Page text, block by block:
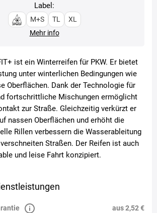
Label:
M+S TL
XL
Mehr info
ist ein Winterreifen für PKW. Er bietet
unter winterlichen Bedingungen wie
Oberflächen. Dank der Technologie für
fortschrittliche Mischungen ermöglicht
zur Straße. Gleichzeitig verkürzt er
nassen Oberflächen und erhöht die
Rillen verbessern die Wasserableitung
Straßen. Der Reifen ist auch
und leise Fahrt konzipiert.
aus 2,52 €